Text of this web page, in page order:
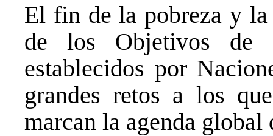
El fin de la pobreza y
de los Objetivos de
establecidos por
grandes retos a los
marcan la agenda global